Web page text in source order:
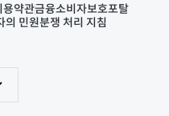
용약관금융소비자보호포탈
의 민원분쟁 처리 지침